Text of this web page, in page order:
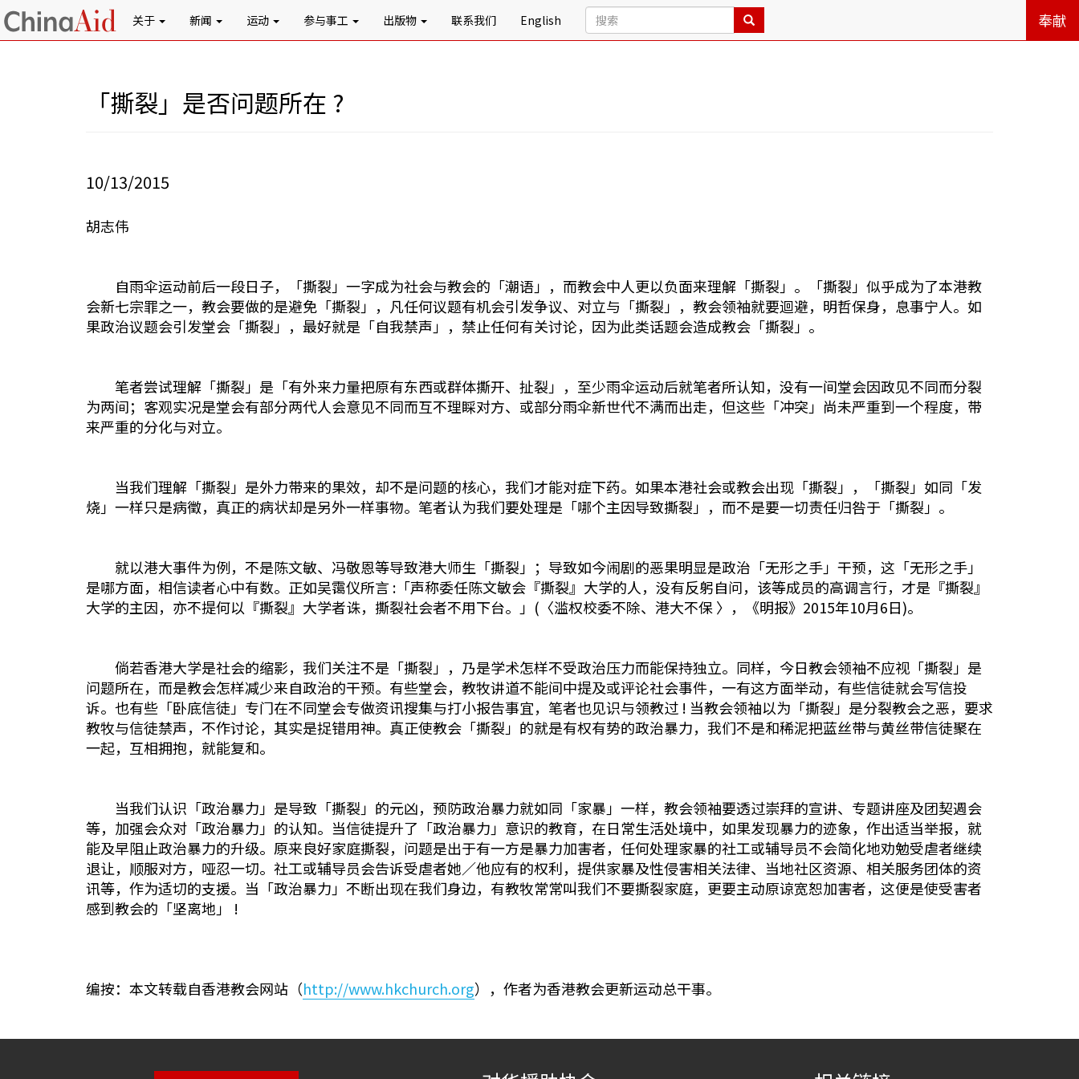
关于 新闻 运动 参与事工 出版物 联系我们 English 奉献
「撕裂」是否问题所在 ?
10/13/2015
胡志伟
自雨伞运动前后一段日子，「撕裂」一字成为社会与教会的「潮语」，而教会中人更以负面来理解「撕裂」。「撕裂」似乎成为了本港教
会新七宗罪之一，教会要做的是避免「撕裂」，凡任何议题有机会引发争议、对立与「撕裂」，教会领袖就要迴避，明哲保身，息事宁人。如
果政治议题会引发堂会「撕裂」，最好就是「自我禁声」，禁止任何有关讨论，因为此类话题会造成教会「撕裂」。
笔者尝试理解「撕裂」是「有外来力量把原有东西或群体撕开、扯裂」，至少雨伞运动后就笔者所认知，没有一间堂会因政见不同而分裂
为两间；客观实况是堂会有部分两代人会意见不同而互不理睬对方、或部分雨伞新世代不满而出走，但这些「冲突」尚未严重到一个程度，带
来严重的分化与对立。
当我们理解「撕裂」是外力带来的果效，却不是问题的核心，我们才能对症下药。如果本港社会或教会出现「撕裂」，「撕裂」如同「发
烧」一样只是病徵，真正的病状却是另外一样事物。笔者认为我们要处理是「哪个主因导致撕裂」，而不是要一切责任归咎于「撕裂」。
就以港大事件为例，不是陈文敏、冯敬恩等导致港大师生「撕裂」；导致如今闹剧的恶果明显是政治「无形之手」干预，这「无形之手」
是哪方面，相信读者心中有数。正如吴霭仪所言 :「声称委任陈文敏会『撕裂』大学的人，没有反躬自问，该等成员的高调言行，才是『撕裂』
大学的主因，亦不提何以『撕裂』大学者诛，撕裂社会者不用下台。」(〈滥权校委不除、港大不保 〉，《明报》2015年10月6日)。
倘若香港大学是社会的缩影，我们关注不是「撕裂」，乃是学术怎样不受政治压力而能保持独立。同样，今日教会领袖不应视「撕裂」是
问题所在，而是教会怎样减少来自政治的干预。有些堂会，教牧讲道不能间中提及或评论社会事件，一有这方面举动，有些信徒就会写信投
诉。也有些「卧底信徒」专门在不同堂会专做资讯搜集与打小报告事宜，笔者也见识与领教过 ! 当教会领袖以为「撕裂」是分裂教会之恶，要求
教牧与信徒禁声，不作讨论，其实是捉错用神。真正使教会「撕裂」的就是有权有势的政治暴力，我们不是和稀泥把蓝丝带与黄丝带信徒聚在
一起，互相拥抱，就能复和。
当我们认识「政治暴力」是导致「撕裂」的元凶，预防政治暴力就如同「家暴」一样，教会领袖要透过崇拜的宣讲、专题讲座及团契週会
等，加强会众对「政治暴力」的认知。当信徒提升了「政治暴力」意识的教育，在日常生活处境中，如果发现暴力的迹象，作出适当举报，就
能及早阻止政治暴力的升级。原来良好家庭撕裂，问题是出于有一方是暴力加害者，任何处理家暴的社工或辅导员不会简化地劝勉受虐者继续
退让，顺服对方，哑忍一切。社工或辅导员会告诉受虐者她／他应有的权利，提供家暴及性侵害相关法律、当地社区资源、相关服务团体的资
讯等，作为适切的支援。当「政治暴力」不断出现在我们身边，有教牧常常叫我们不要撕裂家庭，更要主动原谅宽恕加害者，这便是使受害者
感到教会的「坚离地」 !
编按：本文转载自香港教会网站（http://www.hkchurch.org），作者为香港教会更新运动总干事。